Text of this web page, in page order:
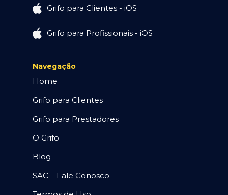
Grifo para Clientes - iOS
Grifo para Profissionais - iOS
Navegação
Home
Grifo para Clientes
Grifo para Prestadores
O Grifo
Blog
SAC – Fale Conosco